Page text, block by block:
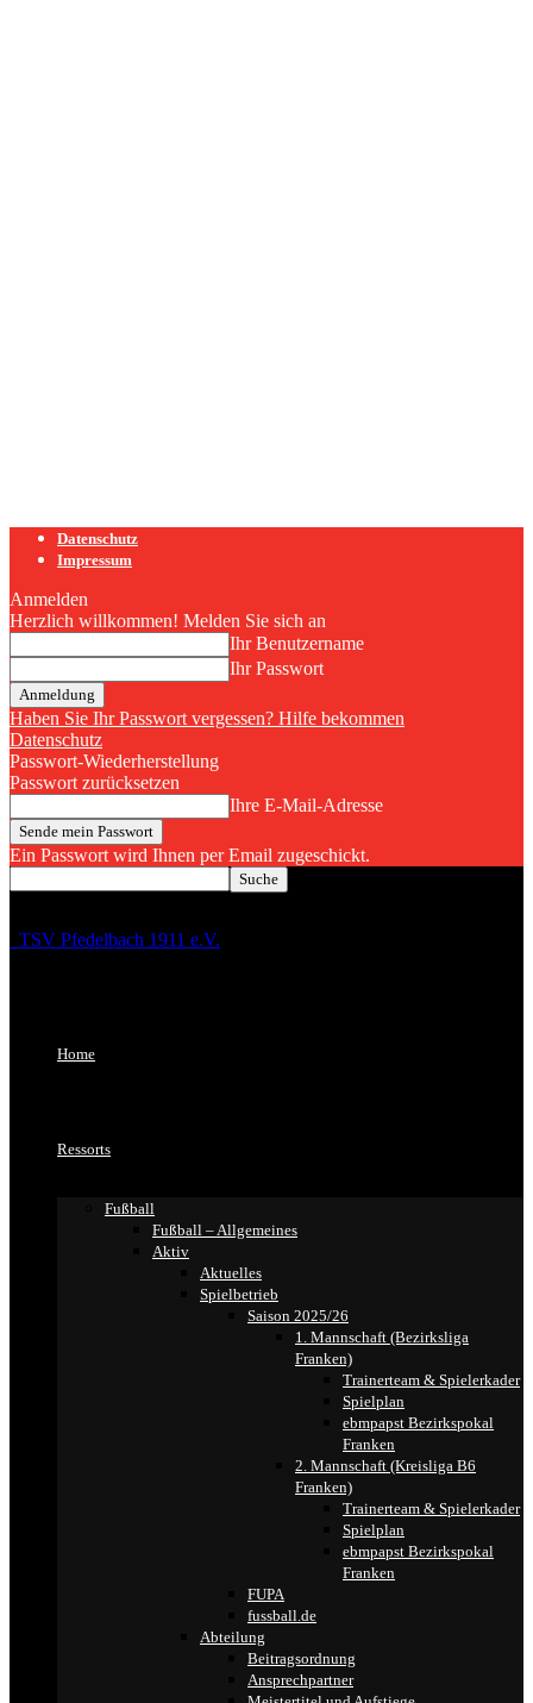
Datenschutz
Impressum
Anmelden
Herzlich willkommen! Melden Sie sich an
Ihr Benutzername
Ihr Passwort
Haben Sie Ihr Passwort vergessen? Hilfe bekommen
Datenschutz
Passwort-Wiederherstellung
Passwort zurücksetzen
Ihre E-Mail-Adresse
Ein Passwort wird Ihnen per Email zugeschickt.
TSV Pfedelbach 1911 e.V.
Home
Ressorts
Fußball
Fußball – Allgemeines
Aktiv
Aktuelles
Spielbetrieb
Saison 2025/26
1. Mannschaft (Bezirksliga
Franken)
Trainerteam & Spielerkader
Spielplan
ebmpapst Bezirkspokal
Franken
2. Mannschaft (Kreisliga B6
Franken)
Trainerteam & Spielerkader
Spielplan
ebmpapst Bezirkspokal
Franken
FUPA
fussball.de
Abteilung
Beitragsordnung
Ansprechpartner